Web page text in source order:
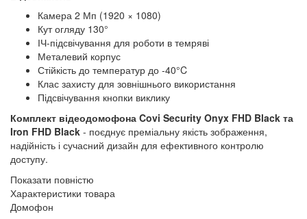
Камера 2 Мп (1920 × 1080)
Кут огляду 130°
ІЧ-підсвічування для роботи в темряві
Металевий корпус
Стійкість до температур до -40°C
Клас захисту для зовнішнього використання
Підсвічування кнопки виклику
Комплект відеодомофона Covi Security Onyx FHD Black та
Iron FHD Black - поєднує преміальну якість зображення,
надійність і сучасний дизайн для ефективного контролю
доступу.
Показати повністю
Характеристики товара
Домофон